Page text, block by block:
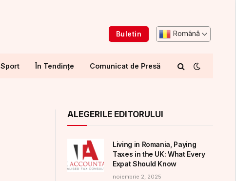
Buletin Română
Sport În Tendințe Comunicat de Presă
ALEGERILE EDITORULUI
Living in Romania, Paying
Taxes in the UK: What Every
Expat Should Know
noiembrie 2, 2025